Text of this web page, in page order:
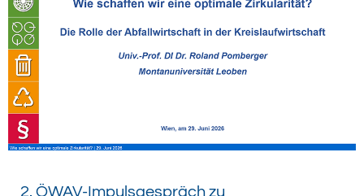
2. ÖWAV-Impulsgespräch zu